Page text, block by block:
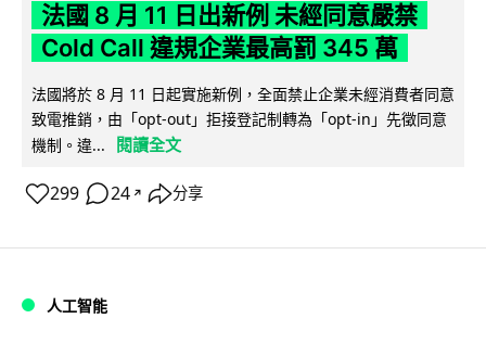
法國 8 月 11 日出新例 未經同意嚴禁
Cold Call 違規企業最高罰 345 萬
法國將於 8 月 11 日起實施新例，全面禁止企業未經消費者同意
致電推銷，由「opt-out」拒接登記制轉為「opt-in」先徵同意
機制。違...
閱讀全文
299 24 ↗ 分享
人工智能